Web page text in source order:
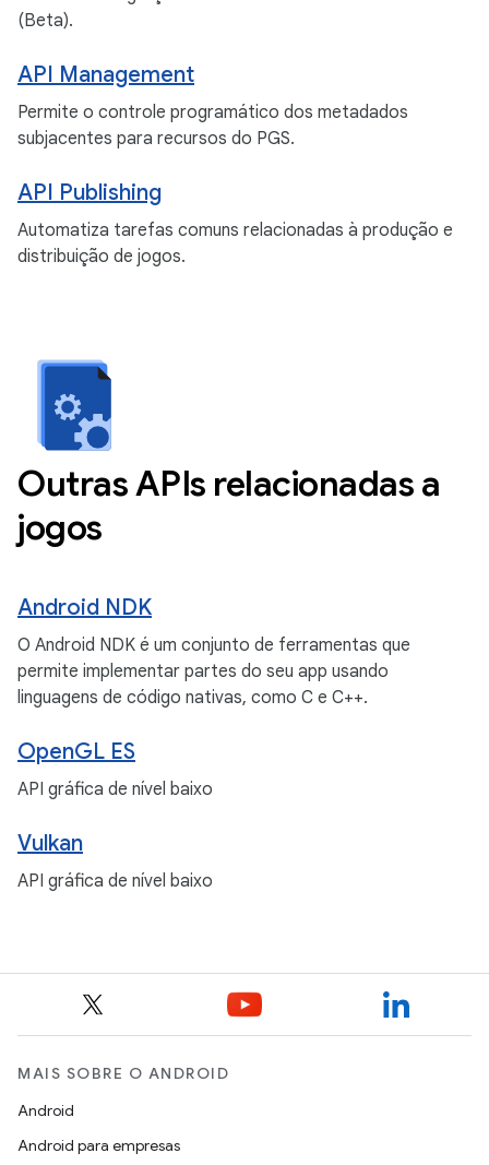
(Beta).
API Management
Permite o controle programático dos metadados
subjacentes para recursos do PGS.
API Publishing
Automatiza tarefas comuns relacionadas à produção e
distribuição de jogos.
Outras APIs relacionadas a
jogos
Android NDK
O Android NDK é um conjunto de ferramentas que
permite implementar partes do seu app usando
linguagens de código nativas, como C e C++.
OpenGL ES
API gráfica de nível baixo
Vulkan
API gráfica de nível baixo
MAIS SOBRE O ANDROID
Android
Android para empresas